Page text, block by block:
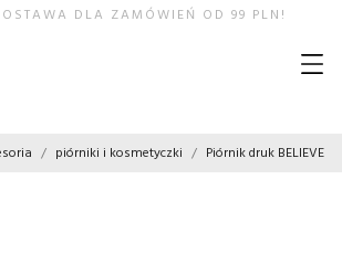
DLA ZAMÓWIEŃ OD 99 PLN!
piórniki i kosmetyczki Piórnik druk BELIEVE